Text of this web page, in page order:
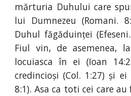
mărturia Duhului care
lui Dumnezeu (Romani.
Duhul făgăduinței
Fiul vin, de asemenea,
locuiasca în ei (Ioan
credincioși (Col. 1:27) și
8:1). Asa ca toti cei care